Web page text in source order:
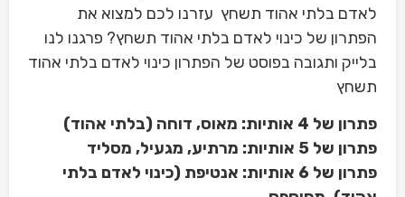
לאדם בלתי אהוד תשחץ עזרנו לכם למצוא את
הפתרון של כינוי לאדם בלתי אהוד תשחץ? פרגנו לנו
בלייק ותגובה בפוסט של הפתרון כינוי לאדם בלתי אהוד
תשחץ
פתרון של 4 אותיות: מאוס, דוחה (בלתי אהוד)
פתרון של 5 אותיות: מרתיע, מגעיל, מסליד
פתרון של 6 אותיות: אנטיפת (כינוי לאדם בלתי